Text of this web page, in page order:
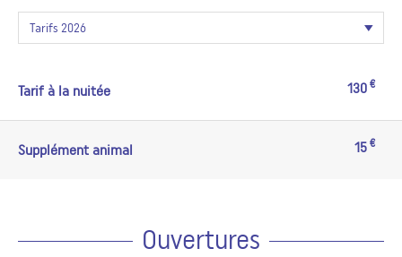
Tarif à la nuitée 130 €
Supplément animal 15 €
Ouvertures